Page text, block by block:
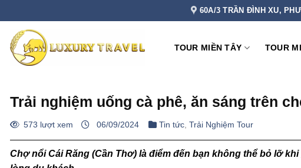
qua
dung
60A/3 TRẦN ĐÌNH XU,
TOUR MIỀN TÂY TOUR
Trải nghiệm uống cà phê, ăn sáng trên
573 lượt xem 06/09/2024 Tin tức Trải Nghiệm Tour
Chợ nổi Cái Răng (Cần Thơ) là điểm đến bạn không thể bỏ lỡ